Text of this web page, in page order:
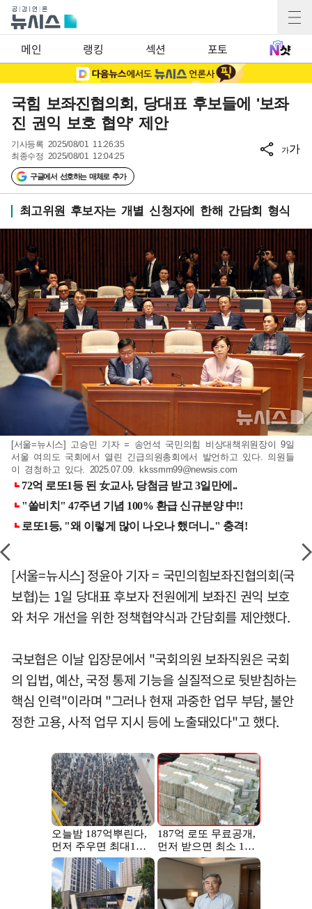
메인 랭킹 섹션 포토
국힘 보좌진협의회, 당대표 후보들에 '보좌
진 권익 보호 협약' 제안
기사등록 2025/08/01 11:26:35
최종수정 2025/08/01 12:04:25
구글에서 선호하는 매체로 추가
가가
최고위원 후보자는 개별 신청자에 한해 간담회 형식
[서울=뉴시스] 고승민 기자 = 송언석 국민의힘 비상대책위원장이 9일
서울 여의도 국회에서 열린 긴급의원총회에서 발언하고 있다. 의원들
이 경청하고 있다. 2025.07.09. kkssmm99@newsis.com
[서울=뉴시스] 정윤아 기자 = 국민의힘보좌진협의회(국
보협)는 1일 당대표 후보자 전원에게 보좌진 권익 보호
와 처우 개선을 위한 정책협약식과 간담회를 제안했다.
국보협은 이날 입장문에서 "국회의원 보좌직원은 국회
의 입법, 예산, 국정 통제 기능을 실질적으로 뒷받침하는
핵심 인력"이라며 "그러나 현재 과중한 업무 부담, 불안
정한 고용, 사적 업무 지시 등에 노출돼있다"고 했다.